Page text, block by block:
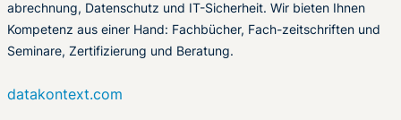
abrechnung, Datenschutz und IT-Sicherheit. Wir bieten Ihnen
Kompetenz aus einer Hand: Fachbücher, Fach-zeitschriften und
Seminare, Zertifizierung und Beratung.
datakontext.com